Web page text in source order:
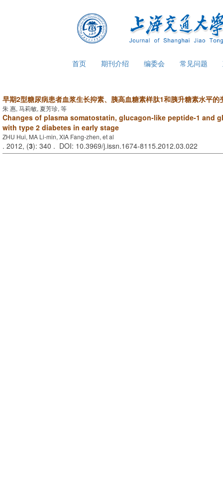
首页 期刊介绍 编委会 常见问题
早期2型糖尿病患者血浆生长抑素、胰高血糖素样肽1和胰升糖素水平的
朱 惠, 马莉敏, 夏芳珍, 等
Changes of plasma somatostatin, glucagon-like peptide-1 and
with type 2 diabetes in early stage
ZHU Hui, MA Li-min, XIA Fang-zhen, et al
. 2012, (3): 340 . DOI: 10.3969/j.issn.1674-8115.2012.03.022